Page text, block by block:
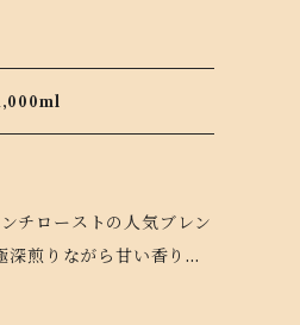
煎りながら甘い香りと